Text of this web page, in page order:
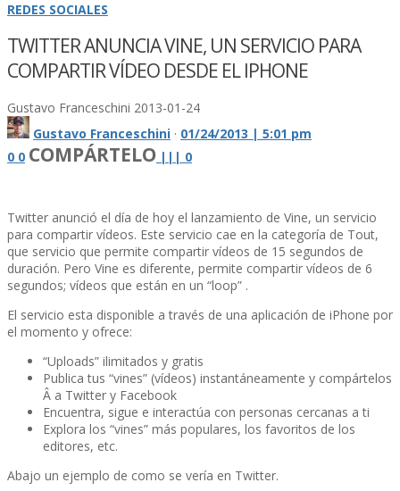
REDES SOCIALES
TWITTER ANUNCIA VINE, UN SERVICIO PARA
COMPARTIR VÍ­DEO DESDE EL IPHONE
Gustavo Franceschini 2013-01-24
Gustavo Franceschini · 01/24/2013 | 5:01 pm
0 0 COMPÁRTELO | | | 0
Twitter anunció el dí­a de hoy el lanzamiento de Vine, un servicio
para compartir ví­deos. Este servicio cae en la categorí­a de Tout,
que servicio que permite compartir ví­deos de 15 segundos de
duración. Pero Vine es diferente, permite compartir ví­deos de 6
segundos; ví­deos que están en un “loop” .
El servicio esta disponible a través de una aplicación de iPhone por
el momento y ofrece:
“Uploads” ilimitados y gratis
Publica tus “vines” (ví­deos) instantáneamente y compártelos
Â a Twitter y Facebook
Encuentra, sigue e interactúa con personas cercanas a ti
Explora los “vines” más populares, los favoritos de los
editores, etc.
Abajo un ejemplo de como se verí­a en Twitter.